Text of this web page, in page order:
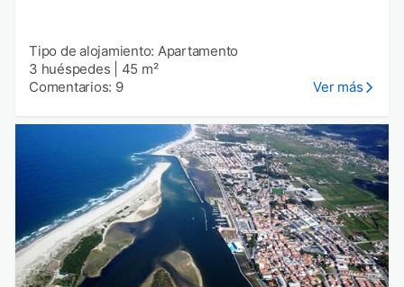
Tipo de alojamiento: Apartamento
3 huéspedes
45 m²
Comentarios: 9
Ver más